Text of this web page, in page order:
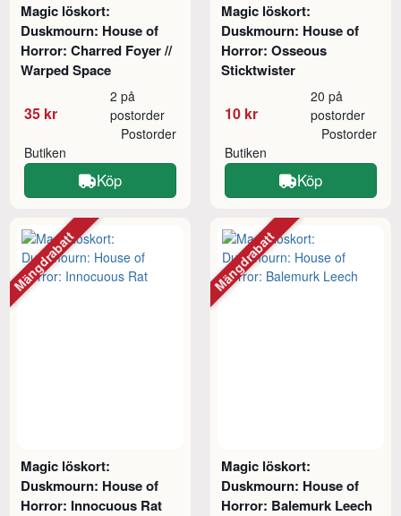
Magic löskort:
Duskmourn: House of
Horror: Charred Foyer //
Warped Space
35 kr
2 på
postorder
Butiken
Postorder
Köp
Magic löskort:
Duskmourn: House of
Horror: Osseous
Sticktwister
10 kr
20 på
postorder
Butiken
Postorder
Köp
Magic löskort:
Duskmourn: House of
Horror: Innocuous Rat
Mängdrabatt
Magic löskort:
Duskmourn: House of
Horror: Balemurk Leech
Mängdrabatt